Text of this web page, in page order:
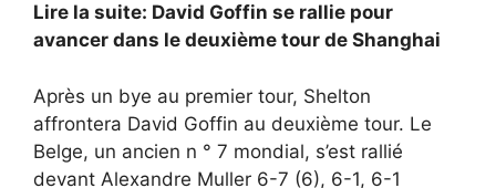
Lire la suite: David Goffin se rallie pour
avancer dans le deuxième tour de Shanghai
Après un bye au premier tour, Shelton
affrontera David Goffin au deuxième tour. Le
Belge, un ancien n ° 7 mondial, s’est rallié
devant Alexandre Muller 6-7 (6), 6-1, 6-1